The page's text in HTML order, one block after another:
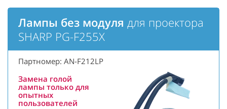
Лампы без модуля для проектора
SHARP PG-F255X
Партномер: AN-F212LP
Замена голой
лампы только для
опытных
пользователей